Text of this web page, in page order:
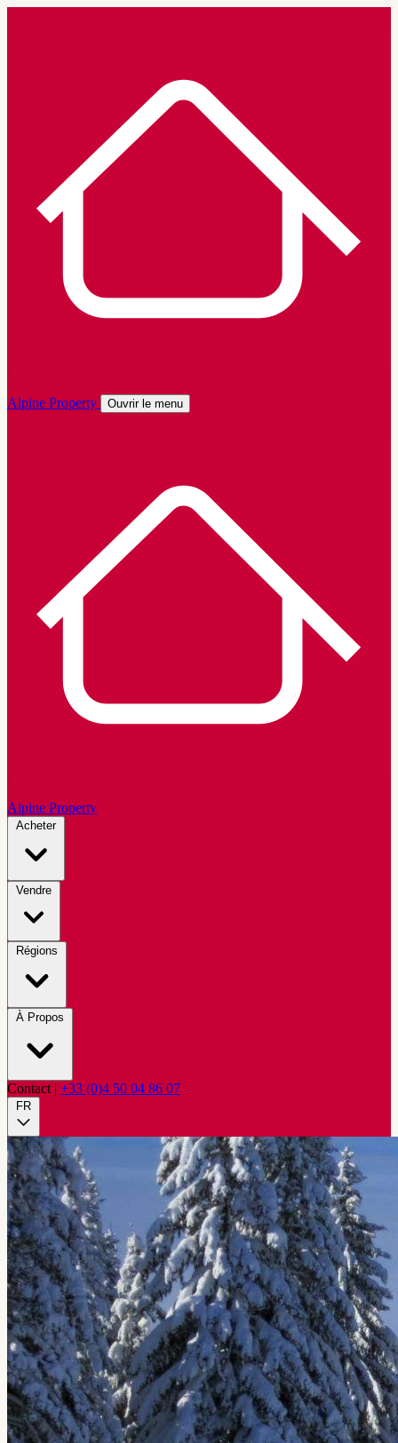
Alpine Property Ouvrir le menu
Alpine Property
Acheter
Vendre
Régions
À Propos
Contact | +33 (0)4 50 04 86 07
FR